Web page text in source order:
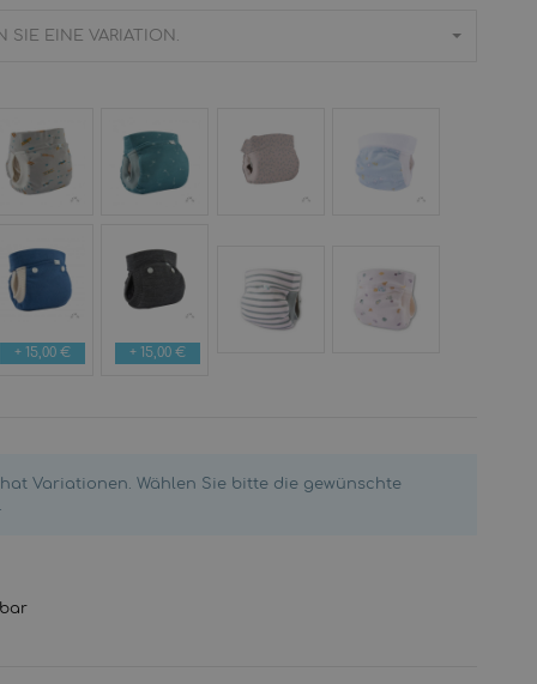
SIE EINE VARIATION.
Blue
(Jersey)
Leaves
(Jersey)
Organic
Blue
+ 15,00 € Wollinterlock
Mélange
+ 15,00 €
Variationen. Wählen Sie bitte die gewünschte